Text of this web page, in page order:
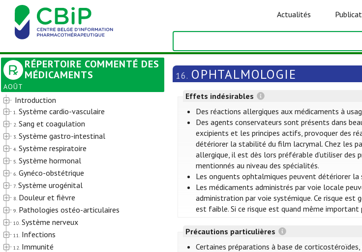
Actualités
RÉPERTOIRE COMMENTÉ DES
MÉDICAMENTS
AOÛT
Introduction
1. Système cardio-vasculaire
2. Sang et coagulation
3. Système gastro-intestinal
4. Système respiratoire
5. Système hormonal
6. Gynéco-obstétrique
7. Système urogénital
8. Douleur et fièvre
9. Pathologies ostéo-articulaires
10. Système nerveux
11. Infections
12. Immunité
16. OPHTALMOLOGIE
Effets indésirables
Des réactions allergiques aux médicaments à
Des agents conservateurs sont présents dans
excipients et les principes actifs, provoquer des
détériorer la stabilité du film lacrymal. Chez les
allergique, il est dès lors préférable d’utiliser des
mentionnés au niveau des spécialités.
Les onguents ophtalmiques peuvent détériorer
Les médicaments administrés par voie locale
administration par voie systémique. Ce risque
est faible. Si ce risque est quand même
Précautions particulières
Certaines préparations à base de